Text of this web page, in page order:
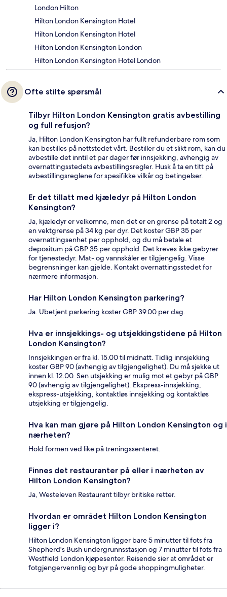
London Hilton
Hilton London Kensington Hotel
Hilton London Kensington Hotel
Hilton London Kensington London
Hilton London Kensington Hotel London
Ofte stilte spørsmål
Tilbyr Hilton London Kensington gratis avbestilling
og full refusjon?
Ja, Hilton London Kensington har fullt refunderbare rom som
kan bestilles på nettstedet vårt. Bestiller du et slikt rom, kan du
avbestille det inntil et par dager før innsjekking, avhengig av
overnattingsstedets avbestillingsregler. Husk å ta en titt på
avbestillingsreglene for spesifikke vilkår og betingelser.
Er det tillatt med kjæledyr på Hilton London
Kensington?
Ja, kjæledyr er velkomne, men det er en grense på totalt 2 og
en vektgrense på 34 kg per dyr. Det koster GBP 35 per
overnattingsenhet per opphold, og du må betale et
depositum på GBP 35 per opphold. Det kreves ikke gebyrer
for tjenestedyr. Mat- og vannskåler er tilgjengelig. Visse
begrensninger kan gjelde. Kontakt overnattingsstedet for
nærmere informasjon.
Har Hilton London Kensington parkering?
Ja. Ubetjent parkering koster GBP 39.00 per dag.
Hva er innsjekkings- og utsjekkingstidene på Hilton
London Kensington?
Innsjekkingen er fra kl. 15.00 til midnatt. Tidlig innsjekking
koster GBP 90 (avhengig av tilgjengelighet). Du må sjekke ut
innen kl. 12.00. Sen utsjekking er mulig mot et gebyr på GBP
90 (avhengig av tilgjengelighet). Ekspress-innsjekking,
ekspress-utsjekking, kontaktløs innsjekking og kontaktløs
utsjekking er tilgjengelig.
Hva kan man gjøre på Hilton London Kensington og i
nærheten?
Hold formen ved like på treningssenteret.
Finnes det restauranter på eller i nærheten av
Hilton London Kensington?
Ja, Westeleven Restaurant tilbyr britiske retter.
Hvordan er området Hilton London Kensington
ligger i?
Hilton London Kensington ligger bare 5 minutter til fots fra
Shepherd's Bush undergrunnsstasjon og 7 minutter til fots fra
Westfield London kjøpesenter. Reisende sier at området er
fotgjengervennlig og byr på gode shoppingmuligheter.